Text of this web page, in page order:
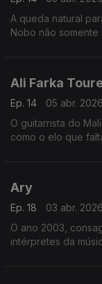
A queda natural
Nobo não somente
Ali Farka
Ep. 14
05 abr. 2026
O guitarrista do
como o elo que
Ary
Ep. 18
03 abr. 2026
O ano 2003,
intérpretes da